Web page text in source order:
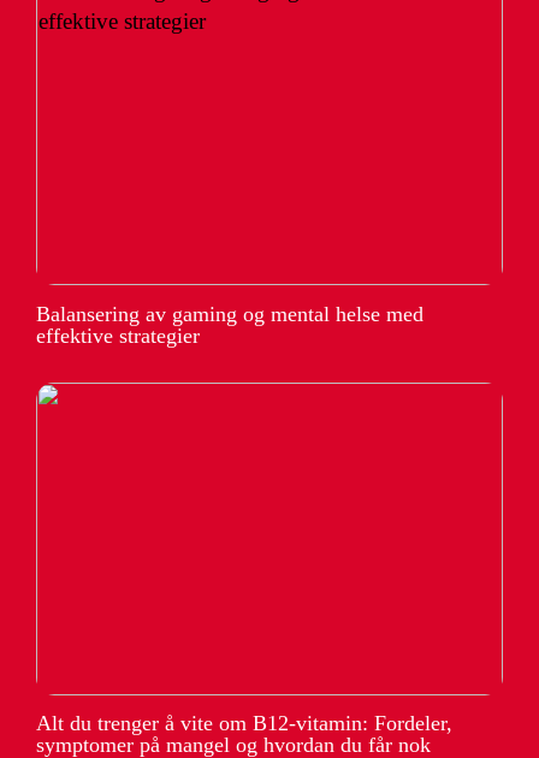
Balansering av gaming og mental helse med
effektive strategier
Alt du trenger å vite om B12-vitamin: Fordeler,
symptomer på mangel og hvordan du får nok